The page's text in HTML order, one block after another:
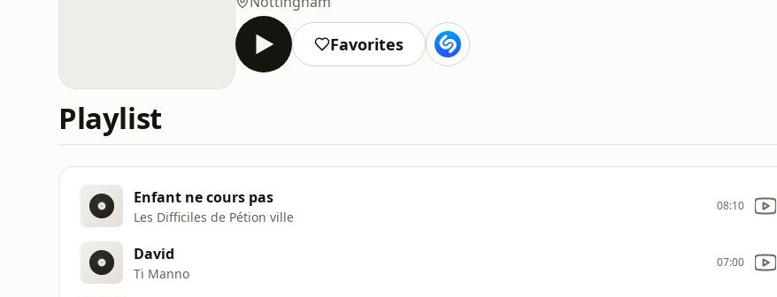
Favorites
Playlist
Enfant ne cours pas
Les Difficiles de Pétion ville
08:10
David
Ti Manno
07:00